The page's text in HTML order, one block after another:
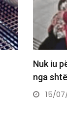
Nuk iu
nga
15/